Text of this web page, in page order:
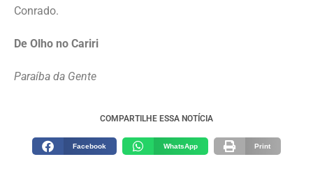
Conrado.
De Olho no Cariri
Paraíba da Gente
COMPARTILHE ESSA NOTÍCIA
Facebook WhatsApp Print